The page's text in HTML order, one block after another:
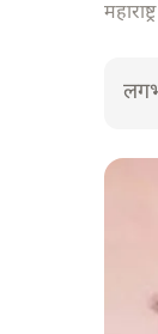
महाराष्ट्र|